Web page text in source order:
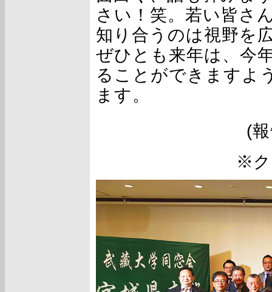
さい！笑。若い皆さ
知り合うのは視野を
ぜひとも来年は、今
ることができますよ
ます。
(
※ク